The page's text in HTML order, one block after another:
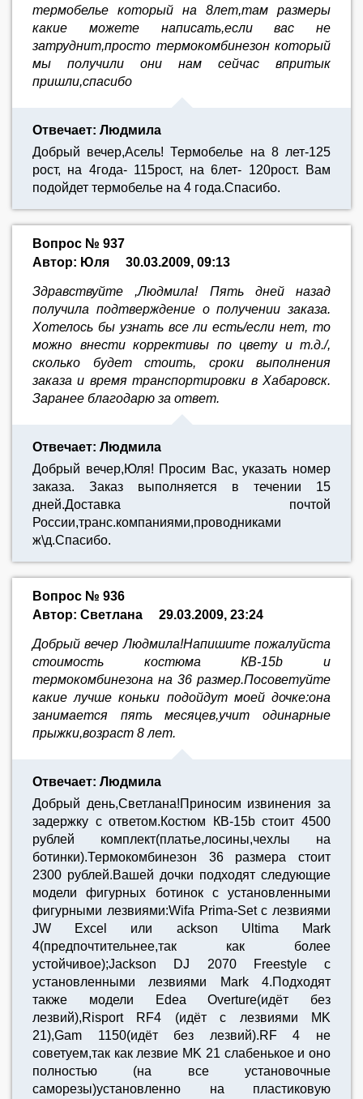
термобелье который на 8лет,там размеры
какие можете написать,если вас не
затруднит,просто термокомбинезон который
мы получили они нам сейчас впритык
пришли,спасибо
Отвечает: Людмила
Добрый вечер,Асель! Термобелье на 8 лет-125
рост, на 4года- 115рост, на 6лет- 120рост. Вам
подойдет термобелье на 4 года.Спасибо.
Вопрос № 937
Автор: Юля
30.03.2009, 09:13
Здравствуйте ,Людмила! Пять дней назад
получила подтверждение о получении заказа.
Хотелось бы узнать все ли есть/если нет, то
можно внести коррективы по цвету и т.д./,
сколько будет стоить, сроки выполнения
заказа и время транспортировки в Хабаровск.
Заранее благодарю за ответ.
Отвечает: Людмила
Добрый вечер,Юля! Просим Вас, указать номер
заказа. Заказ выполняется в течении 15
дней.Доставка почтой
России,транс.компаниями,проводниками
ж\д.Спасибо.
Вопрос № 936
Автор: Светлана
29.03.2009, 23:24
Добрый вечер Людмила!Напишите пожалуйста
стоимость костюма КВ-15b и
термокомбинезона на 36 размер.Посоветуйте
какие лучше коньки подойдут моей дочке:она
занимается пять месяцев,учит одинарные
прыжки,возраст 8 лет.
Отвечает: Людмила
Добрый день,Светлана!Приносим извинения за
задержку с ответом.Костюм КВ-15b стоит 4500
рублей комплект(платье,лосины,чехлы на
ботинки).Термокомбинезон 36 размера стоит
2300 рублей.Вашей дочки подходят следующие
модели фигурных ботинок с установленными
фигурными лезвиями:Wifa Prima-Set с лезвиями
JW Excel или ackson Ultima Mark
4(предпочтительнее,так как более
устойчивое);Jackson DJ 2070 Freestyle с
установленными лезвиями Mark 4.Подходят
также модели Edea Overture(идёт без
лезвий),Risport RF4 (идёт с лезвиями MK
21),Gam 1150(идёт без лезвий).RF 4 не
советуем,так как лезвие MK 21 слабенькое и оно
полностью (на все установочные
саморезы)установленно на пластиковую